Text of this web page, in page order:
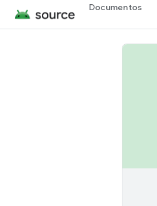
Documentos